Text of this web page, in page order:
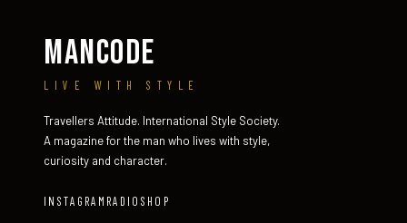
MANCODE
LIVE WITH STYLE
Travellers Attitude. International Style Society.
A magazine for the man who lives with style,
curiosity and character.
INSTAGRAM RADIO SHOP